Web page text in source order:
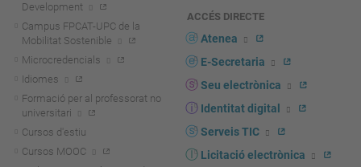
Development
Campus FPCAT-UPC de la
Mobilitat Sostenible
Microcredencials
Idiomes
Formació per al professorat no
universitari
Cursos d'estiu
Cursos MOOC
ACCÉS DIRECTE
Atenea
E-Secretaria
Seu electrònica
Identitat digital
Serveis TIC
Licitació electrònica